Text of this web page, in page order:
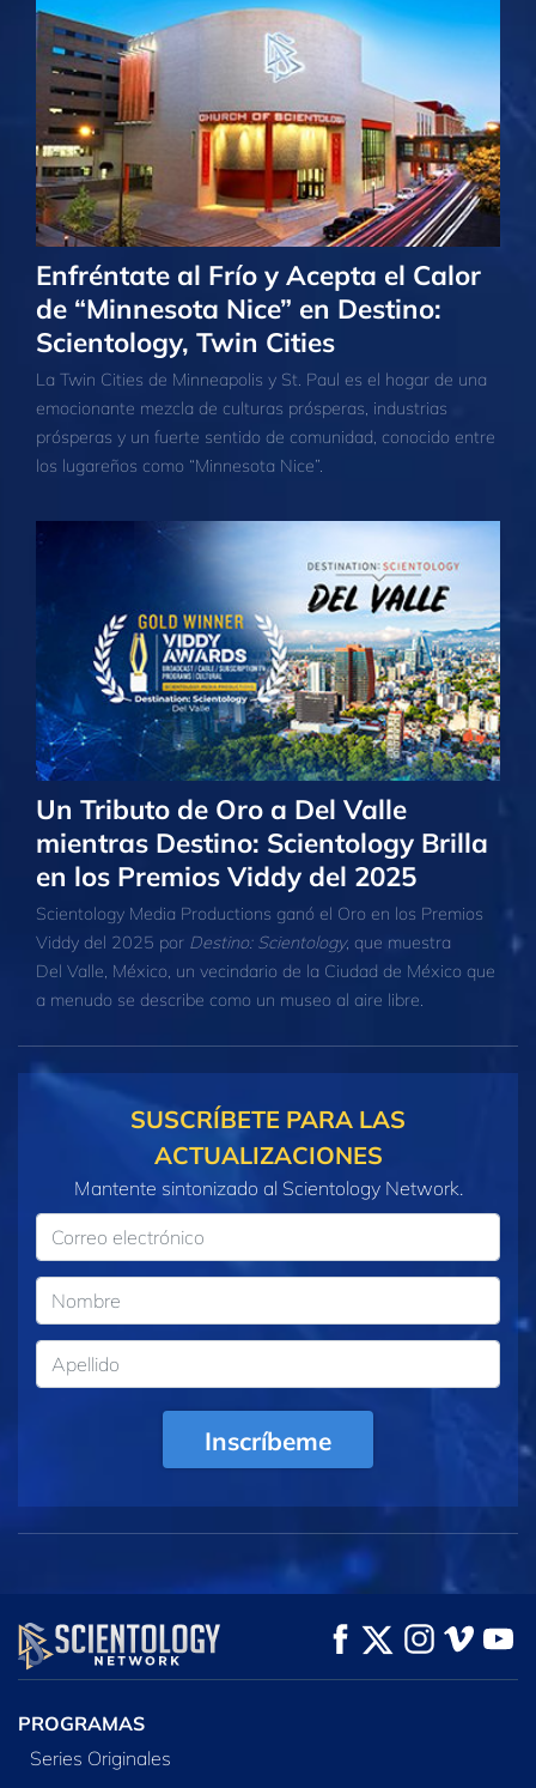
Enfréntate al Frío y Acepta el Calor
de “Minnesota Nice” en Destino:
Scientology, Twin Cities
La Twin Cities de Minneapolis y St. Paul es el hogar de una
emocionante mezcla de culturas prósperas, industrias
prósperas y un fuerte sentido de comunidad, conocido entre
los lugareños como “Minnesota Nice”.
Un Tributo de Oro a Del Valle
mientras Destino: Scientology Brilla
en los Premios Viddy del 2025
Scientology Media Productions ganó el Oro en los Premios
Viddy del 2025 por Destino: Scientology, que muestra
Del Valle, México, un vecindario de la Ciudad de México que
a menudo se describe como un museo al aire libre.
SUSCRÍBETE PARA LAS
ACTUALIZACIONES
Mantente sintonizado al Scientology Network.
Inscríbeme
PROGRAMAS
Series Originales